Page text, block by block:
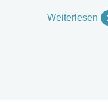
Weiterlesen